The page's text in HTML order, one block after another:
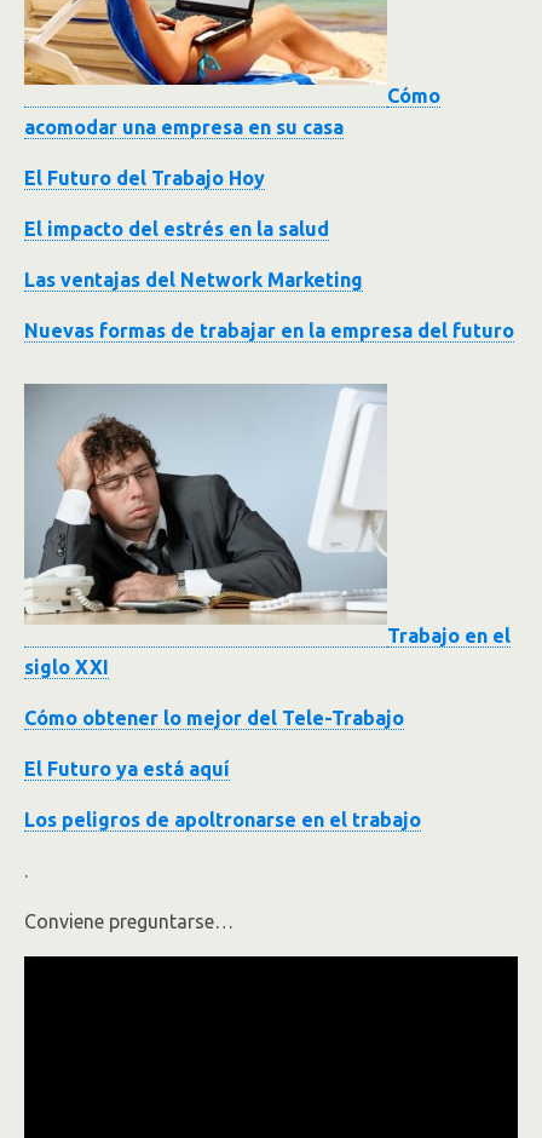
Cómo
acomodar una empresa en su casa
El Futuro del Trabajo Hoy
El impacto del estrés en la salud
Las ventajas del Network Marketing
Nuevas formas de trabajar en la empresa del futuro
Trabajo en el
siglo XXI
Cómo obtener lo mejor del Tele-Trabajo
El Futuro ya está aquí
Los peligros de apoltronarse en el trabajo
.
Conviene preguntarse…